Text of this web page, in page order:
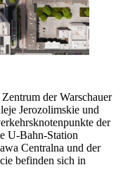
der Warschauer
Jerozolimskie und
der
U-Bahn-Station
Centralna und der
befinden sich in